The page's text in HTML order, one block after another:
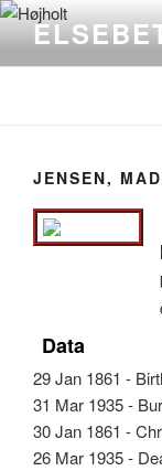
Videre
indhold
JENSEN,
Data
29 Jan 1861 -
31 Mar 1935 -
30 Jan 1861 -
26 Mar 1935 -